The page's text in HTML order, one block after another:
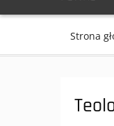
Strona